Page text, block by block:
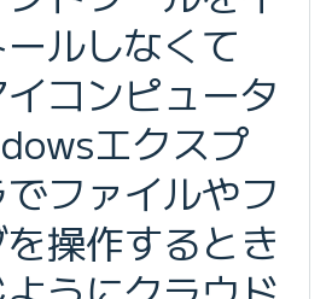
ルしなくて
コンピュータ
エクスプ
ファイルやフ
操作するとき